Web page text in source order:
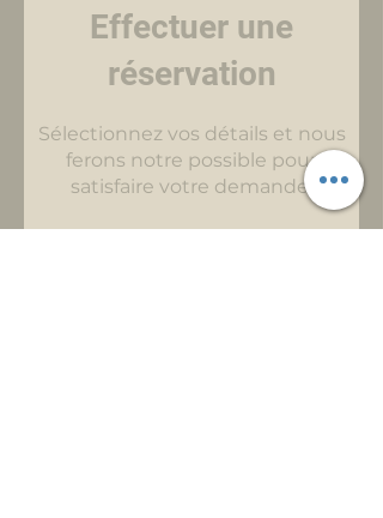
Effectuer une
réservation
Sélectionnez vos détails et nous
ferons notre possible pour
satisfaire votre demande.